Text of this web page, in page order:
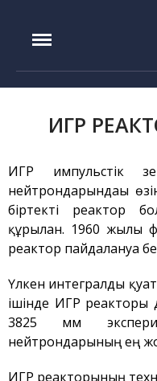
IAE.KZ
ИГР
ИГР импульстік
нейтрондарындағы
біртекті реактор
құрылған. 1960 жылы
реактор пайдалануға
Үлкен интегралды
ішінде ИГР реакторы
3825 мм
нейтрондарының ең
ИГР реакторының